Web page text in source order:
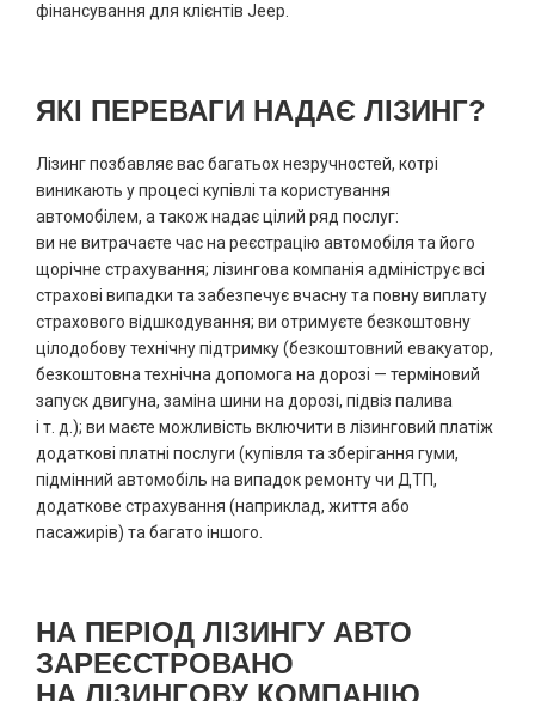
фінансування для клієнтів Jeep.
ЯКІ ПЕРЕВАГИ НАДАЄ ЛІЗИНГ?
Лізинг позбавляє вас багатьох незручностей, котрі
виникають у процесі купівлі та користування
автомобілем, а також надає цілий ряд послуг:
ви не витрачаєте час на реєстрацію автомобіля та його
щорічне страхування; лізингова компанія адмініструє всі
страхові випадки та забезпечує вчасну та повну виплату
страхового відшкодування; ви отримуєте безкоштовну
цілодобову технічну підтримку (безкоштовний евакуатор,
безкоштовна технічна допомога на дорозі — терміновий
запуск двигуна, заміна шини на дорозі, підвіз палива
і т. д.); ви маєте можливість включити в лізинговий платіж
додаткові платні послуги (купівля та зберігання гуми,
підмінний автомобіль на випадок ремонту чи ДТП,
додаткове страхування (наприклад, життя або
пасажирів) та багато іншого.
НА ПЕРІОД ЛІЗИНГУ АВТО
ЗАРЕЄСТРОВАНО